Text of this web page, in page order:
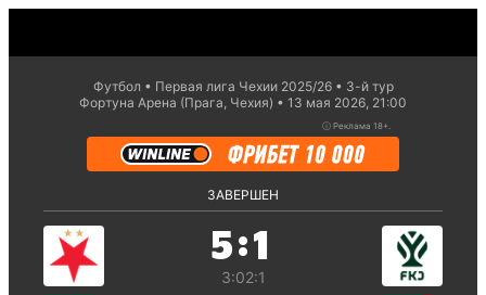
Футбол Первая лига Чехии 2025/26
3-й тур
Фортуна Арена (Прага, Чехия)
13 мая 2026, 21:00
ⓘ Реклама 18+.
ЗАВЕРШЕН
5:1
3:02:1